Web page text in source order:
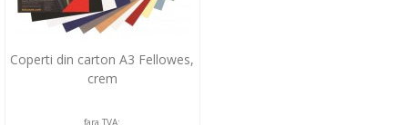
Coperti din carton A3 Fellowes,
crem
fara TVA: